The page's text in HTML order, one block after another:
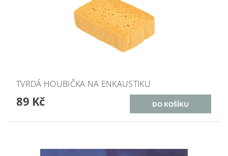
TVRDÁ HOUBIČKA NA ENKAUSTIKU
89 Kč